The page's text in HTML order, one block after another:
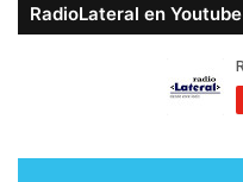
RadioLateral en Youtube